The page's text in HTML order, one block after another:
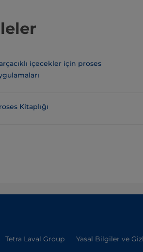
içecekler için proses
Kitaplığı
Tetra Laval Group Yasal Bilgiler ve